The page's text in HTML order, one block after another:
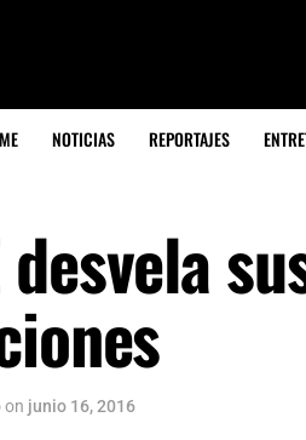
NOTICIAS REPORTAJES
desvela
on junio 16, 2016